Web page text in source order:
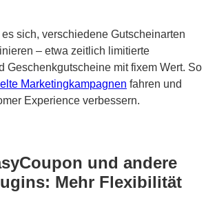
sich, verschiedene Gutscheinarten
– etwa zeitlich limitierte
Geschenkgutscheine mit fixem Wert. So
Marketingkampagnen fahren und
Experience verbessern.
und andere
Mehr Flexibilität